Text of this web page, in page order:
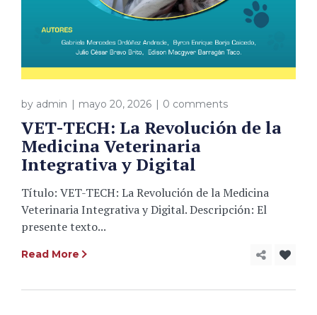
by admin mayo 20, 2026 0 comments
VET-TECH: La Revolución de la
Medicina Veterinaria
Integrativa y Digital
Título: VET-TECH: La Revolución de la Medicina
Veterinaria Integrativa y Digital. Descripción: El
presente texto...
Read More